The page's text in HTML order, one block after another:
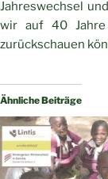
Jahreswechsel
wir auf 40 Jahre
zurückschauen
Ähnliche Beiträge